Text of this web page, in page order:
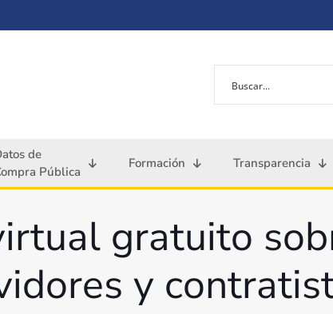
de
Pública
Formación Transparencia
gratuito
y